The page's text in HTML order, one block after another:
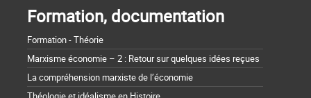
Formation, documentation
Formation - Théorie
Marxisme économie – 2 : Retour sur quelques idées reçues
La compréhension marxiste de l’économie